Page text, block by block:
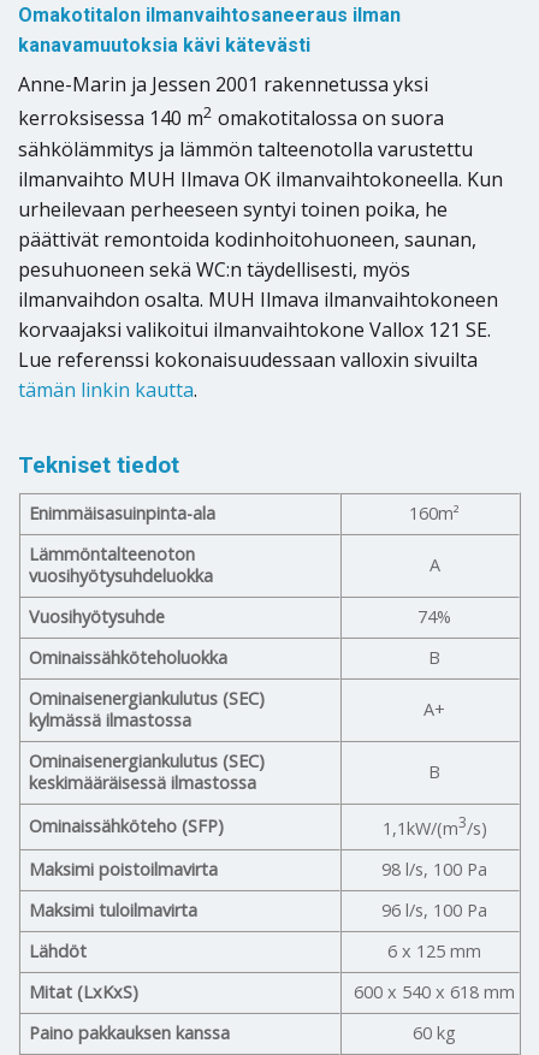
Omakotitalon ilmanvaihtosaneeraus ilman
kanavamuutoksia kävi kätevästi
Anne-Marin ja Jessen 2001 rakennetussa yksi
kerroksisessa 140 m2 omakotitalossa on suora
sähkölämmitys ja lämmön talteenotolla varustettu
ilmanvaihto MUH Ilmava OK ilmanvaihtokoneella. Kun
urheilevaan perheeseen syntyi toinen poika, he
päättivät remontoida kodinhoitohuoneen, saunan,
pesuhuoneen sekä WC:n täydellisesti, myös
ilmanvaihdon osalta. MUH Ilmava ilmanvaihtokoneen
korvaajaksi valikoitui ilmanvaihtokone Vallox 121 SE.
Lue referenssi kokonaisuudessaan valloxin sivuilta
tämän linkin kautta.
Tekniset tiedot
Enimmäisasuinpinta-ala
160m²
Lämmöntalteenoton
vuosihyötysuhdeluokka
A
Vuosihyötysuhde
74%
Ominaissähköteholuokka
B
Ominaisenergiankulutus (SEC)
kylmässä ilmastossa
A+
Ominaisenergiankulutus (SEC)
keskimääräisessä ilmastossa
B
Ominaissähköteho (SFP) 1,1kW/(m3/s)
Maksimi poistoilmavirta
98 l/s, 100 Pa
Maksimi tuloilmavirta
96 l/s, 100 Pa
Lähdöt
6 x 125 mm
Mitat (LxKxS)
600 x 540 x 618 mm
Paino pakkauksen kanssa
60 kg